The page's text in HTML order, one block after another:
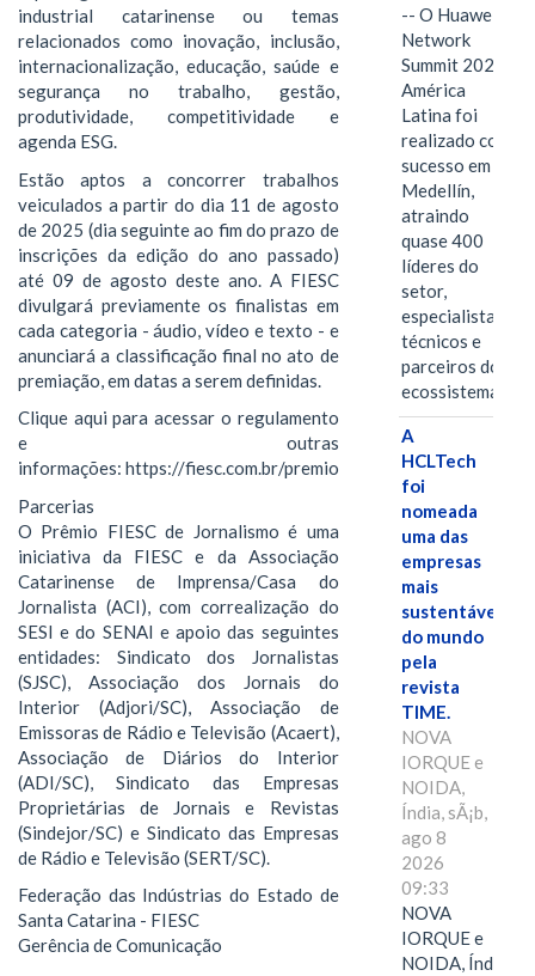
industrial catarinense ou temas
relacionados como inovação, inclusão,
internacionalização, educação, saúde e
segurança no trabalho, gestão,
produtividade, competitividade e
agenda ESG.
Estão aptos a concorrer trabalhos
veiculados a partir do dia 11 de agosto
de 2025 (dia seguinte ao fim do prazo de
inscrições da edição do ano passado)
até 09 de agosto deste ano. A FIESC
divulgará previamente os finalistas em
cada categoria - áudio, vídeo e texto - e
anunciará a classificação final no ato de
premiação, em datas a serem definidas.
Clique aqui para acessar o regulamento
e outras
informações: https://fiesc.com.br/premio
Parcerias
O Prêmio FIESC de Jornalismo é uma
iniciativa da FIESC e da Associação
Catarinense de Imprensa/Casa do
Jornalista (ACI), com correalização do
SESI e do SENAI e apoio das seguintes
entidades: Sindicato dos Jornalistas
(SJSC), Associação dos Jornais do
Interior (Adjori/SC), Associação de
Emissoras de Rádio e Televisão (Acaert),
Associação de Diários do Interior
(ADI/SC), Sindicato das Empresas
Proprietárias de Jornais e Revistas
(Sindejor/SC) e Sindicato das Empresas
de Rádio e Televisão (SERT/SC).
Federação das Indústrias do Estado de
Santa Catarina - FIESC
Gerência de Comunicação
-- O Huawei
Network
Summit 2026
América
Latina foi
realizado com
sucesso em
Medellín,
atraindo
quase 400
líderes do
setor,
especialistas
técnicos e
parceiros do
ecossistema.…
A
HCLTech
foi
nomeada
uma das
empresas
mais
sustentáveis
do mundo
pela
revista
TIME.
NOVA
IORQUE e
NOIDA,
Índia, sÃ¡b,
ago 8
2026
09:33
NOVA
IORQUE e
NOIDA, Índia,